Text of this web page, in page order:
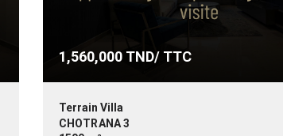
1,560,000TND/ TTC
Terrain Villa
CHOTRANA 3